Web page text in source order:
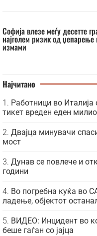
Софија влезе меѓу десетте
најголем ризик од
измами
Најчитано
Работници во Италија
тикет вреден еден
Двајца минувачи
мост
Дунав се повлече и
години
Во погребна куќа во
ладење, објектот
ВИДЕО: Инцидент во
беше гаѓан со јајца